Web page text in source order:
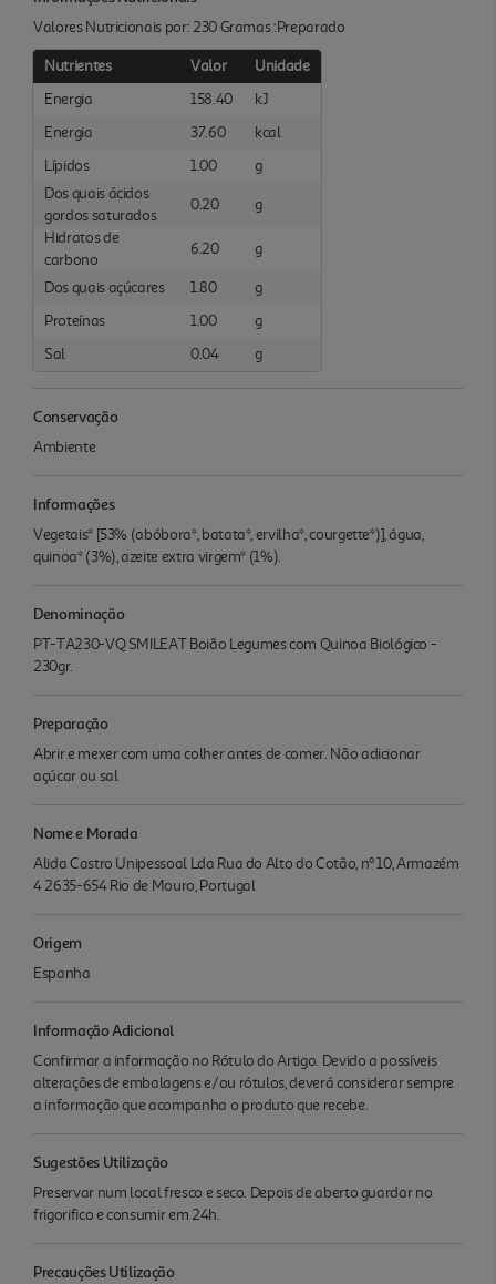
Valores Nutricionais por: 230 Gramas :Preparado
Nutrientes Valor
Unidade
Energia
158.40
kJ
Energia
37.60
kcal
Lípidos
1.00
g
Dos quais ácidos
gordos saturados
0.20
g
Hidratos de
carbono
6.20 g
Dos quais açúcares 1.80
g
Proteínas
1.00
g
Sal
0.04 g
Conservação
Ambiente
Informações
Vegetais* [53% (abóbora*, batata*, ervilha*, courgette*)], água,
quinoa* (3%), azeite extra virgem* (1%).
Denominação
PT-TA230-VQ SMILEAT Boião Legumes com Quinoa Biológico -
230gr.
Preparação
Abrir e mexer com uma colher antes de comer. Não adicionar
açúcar ou sal
Nome e Morada
Alida Castro Unipessoal Lda Rua do Alto do Cotão, nº 10, Armazém
4 2635-654 Rio de Mouro, Portugal
Origem
Espanha
Informação Adicional
Confirmar a informação no Rótulo do Artigo. Devido a possíveis
alterações de embalagens e/ou rótulos, deverá considerar sempre
a informação que acompanha o produto que recebe.
Sugestões Utilização
Preservar num local fresco e seco. Depois de aberto guardar no
frigorifico e consumir em 24h.
Precauções Utilização